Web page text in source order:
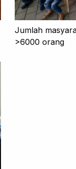
Jumlah
>6000 orang